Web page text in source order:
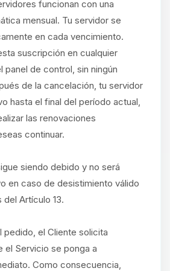
funcionan con una
mensual. Tu servidor se
en cada vencimiento.
suscripción en cualquier
de control, sin ningún
de la cancelación, tu servidor
hasta el final del período actual,
las renovaciones
continuar.
siendo debido y no será
en caso de desistimiento válido
Artículo 13.
pedido, el Cliente solicita
el Servicio se ponga a
Como consecuencia,